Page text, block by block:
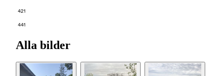
421
441
Alla bilder